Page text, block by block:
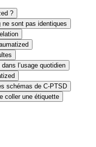
?
sont pas identiques
l’usage quotidien
schémas de C-PTSD
coller une étiquette